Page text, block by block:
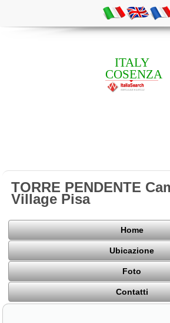
ITALY
COSENZA
TORRE PENDENTE
Village Pisa
Home
Ubicazione
Foto
Contatti